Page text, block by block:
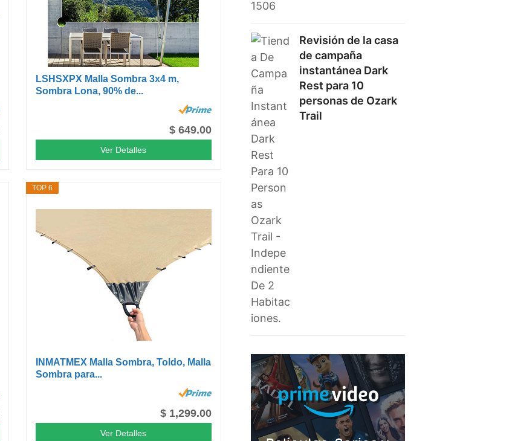
LSHSXPX Malla Sombra 3x4 m,
Sombra Lona, 90% de...
$ 649.00
Ver Detalles
TOP 6
INMATMEX Malla Sombra, Toldo, Malla
Sombra para...
$ 1,299.00
Ver Detalles
Revisión de la casa
de campaña
instantánea Dark
Rest para 10
personas de Ozark
Trail